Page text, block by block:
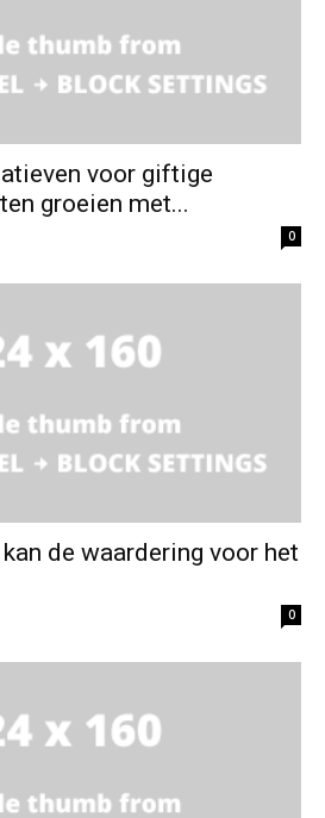
voor giftige
groeien met...
0
de waardering voor het
0